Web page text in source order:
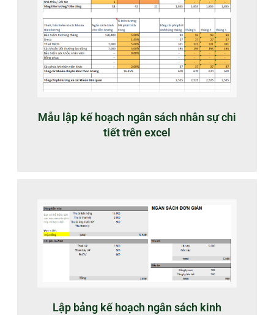
Mẫu lập kế hoạch ngân sách nhân sự chi
tiết trên excel
Lập bảng kế hoạch ngân sách kinh